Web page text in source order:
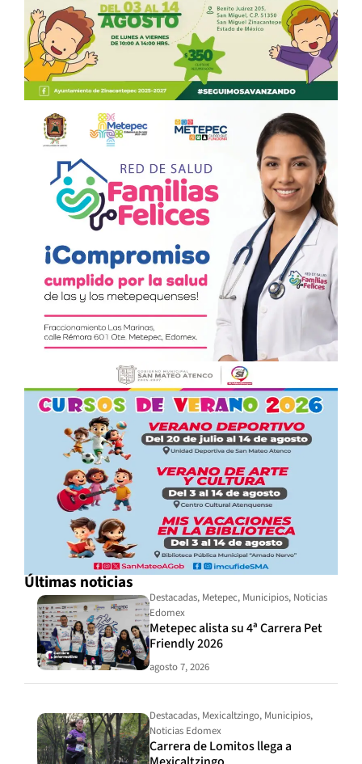
Últimas noticias
Destacadas, Metepec, Municipios, Noticias
Edomex
Metepec alista su 4ª Carrera Pet
Friendly 2026
agosto 7, 2026
Destacadas, Mexicaltzingo, Municipios,
Noticias Edomex
Carrera de Lomitos llega a